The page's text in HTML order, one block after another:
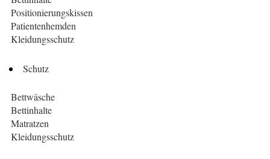
Positionierungskissen
Patientenhemden
Kleidungsschutz
Schutz
Bettwäsche
Bettinhalte
Matratzen
Kleidungsschutz